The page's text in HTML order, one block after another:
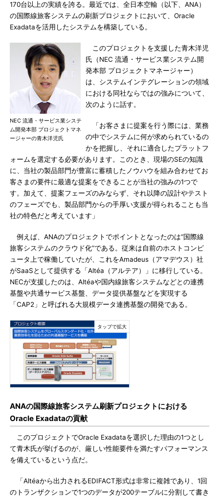
170台以上の実績を誇る。最近では、全日本空輸（以下、ANA）
の国際線旅客システムの刷新プロジェクトにおいて、Oracle
Exadataを活用したシステムを構築している。
NEC 流通・サービス業システ
ム開発本部 プロジェクトマネ
ージャーの青木洋児氏
このプロジェクトを支援した青木洋児
氏（NEC 流通・サービス業システム開
発本部 プロジェクトマネージャー）
は、システムインテグレーションの領域
における同社ならではの強みについて、
次のように話す。
「お客さまに提案を行う際には、業務
の中でシステムに何が求められているの
かを把握し、それに適合したプラットフ
ォームを選定する必要があります。このとき、現場のSEの知識
に、当社の製品部門が豊富に蓄積したノウハウを組み合わせてお
客さまの要件に最適な提案をできることが当社の強みの1つで
す。加えて、提案フェーズのみならず、それ以降の設計やテスト
のフェーズでも、製品部門からの手厚い支援が得られることも当
社の特色だと考えています」
例えば、ANAのプロジェクトでポイントとなったのは“国際線
旅客システムのクラウド化”である。従来は自前のホストコンピ
ュータ上で稼働していたが、これをAmadeus（アマデウス）社
がSaaSとして提供する「Altéa（アルテア）」に移行している。
NECが支援したのは、Altéaや国内線旅客システムなどとの連携
基盤や共通サービス基盤、データ提供基盤などを実現する
「CAP2」と呼ばれる大規模データ連携基盤の開発である。
ANAの国際線旅客システム刷新プロジェクトにおける
Oracle Exadataの貢献
このプロジェクトでOracle Exadataを選択した理由の1つとし
て青木氏が挙げるのが、厳しい性能要件を満たすパフォーマンス
を備えているという点だ。
「Altéaから出力されるEDIFACT形式は非常に複雑であり、1回
のトランザクションで1つのデータが200テーブルに分割して書き